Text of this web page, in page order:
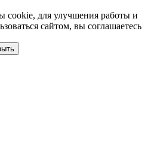
cookie, для улучшения работы и
сайтом, вы соглашаетесь